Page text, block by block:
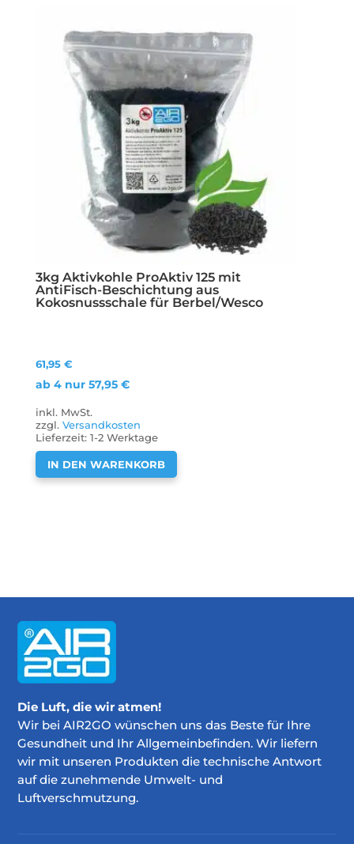
3kg Aktivkohle ProAktiv 125 mit
AntiFisch-Beschichtung aus
Kokosnussschale für Berbel/Wesco
61,95€
ab 4 nur57,95€
inkl. MwSt.
zzgl.Versandkosten
Lieferzeit:1-2 Werktage
IN DEN WARENKORB
Die Luft, die wir atmen!
Wir bei AIR2GO wünschen uns das Beste für Ihre
Gesundheit und Ihr Allgemeinbefinden. Wir liefern
wir mit unseren Produkten die technische Antwort
auf die zunehmende Umwelt- und
Luftverschmutzung.